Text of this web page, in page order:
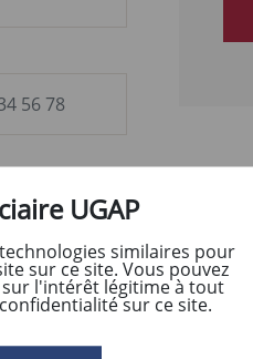
UGAP
similaires pour
sur ce site. Vous pouvez
l'intérêt légitime à tout
sur ce site.